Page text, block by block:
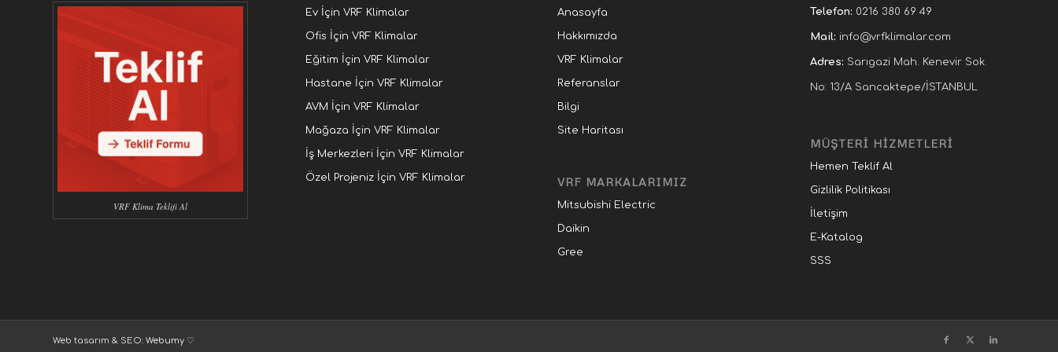
VRF Klima Teklifi Al
Ev İçin VRF Klimalar
Ofis İçin VRF Klimalar
Eğitim İçin VRF Klimalar
Hastane İçin VRF Klimalar
AVM İçin VRF Klimalar
Mağaza İçin VRF Klimalar
İş Merkezleri İçin VRF Klimalar
Özel Projeniz İçin VRF Klimalar
Anasayfa
Hakkımızda
VRF Klimalar
Referanslar
Bilgi
Site Haritası
VRF MARKALARIMIZ
Mitsubishi Electric
Daikin
Gree
Telefon: 0216 380 69 49
Mail: info@vrfklimalar.com
Adres: Sarıgazi Mah. Kenevir Sok.
No: 13/A Sancaktepe/İSTANBUL
MÜŞTERİ HİZMETLERİ
Hemen Teklif Al
Gizlilik Politikası
İletişim
E-Katalog
SSS
Web tasarım & SEO: Webumy ♡